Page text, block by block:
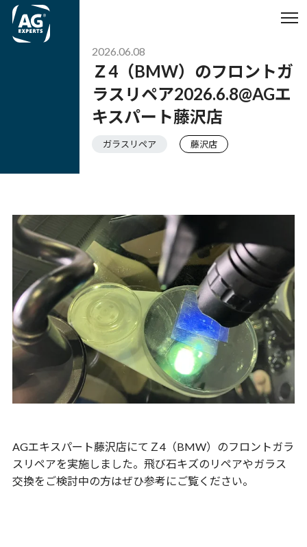
2026.06.08
Ｚ4（BMW）のフロントガ
ラスリペア2026.6.8@AGエ
キスパート藤沢店
ガラスリペア 藤沢店
AGエキスパート藤沢店にてＺ4（BMW）のフロントガラ
スリペアを実施しました。飛び石キズのリペアやガラス
交換をご検討中の方はぜひ参考にご覧ください。